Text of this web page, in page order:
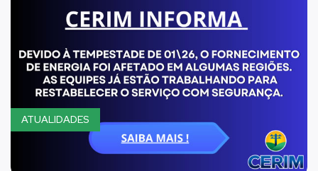
ATUALIDADES